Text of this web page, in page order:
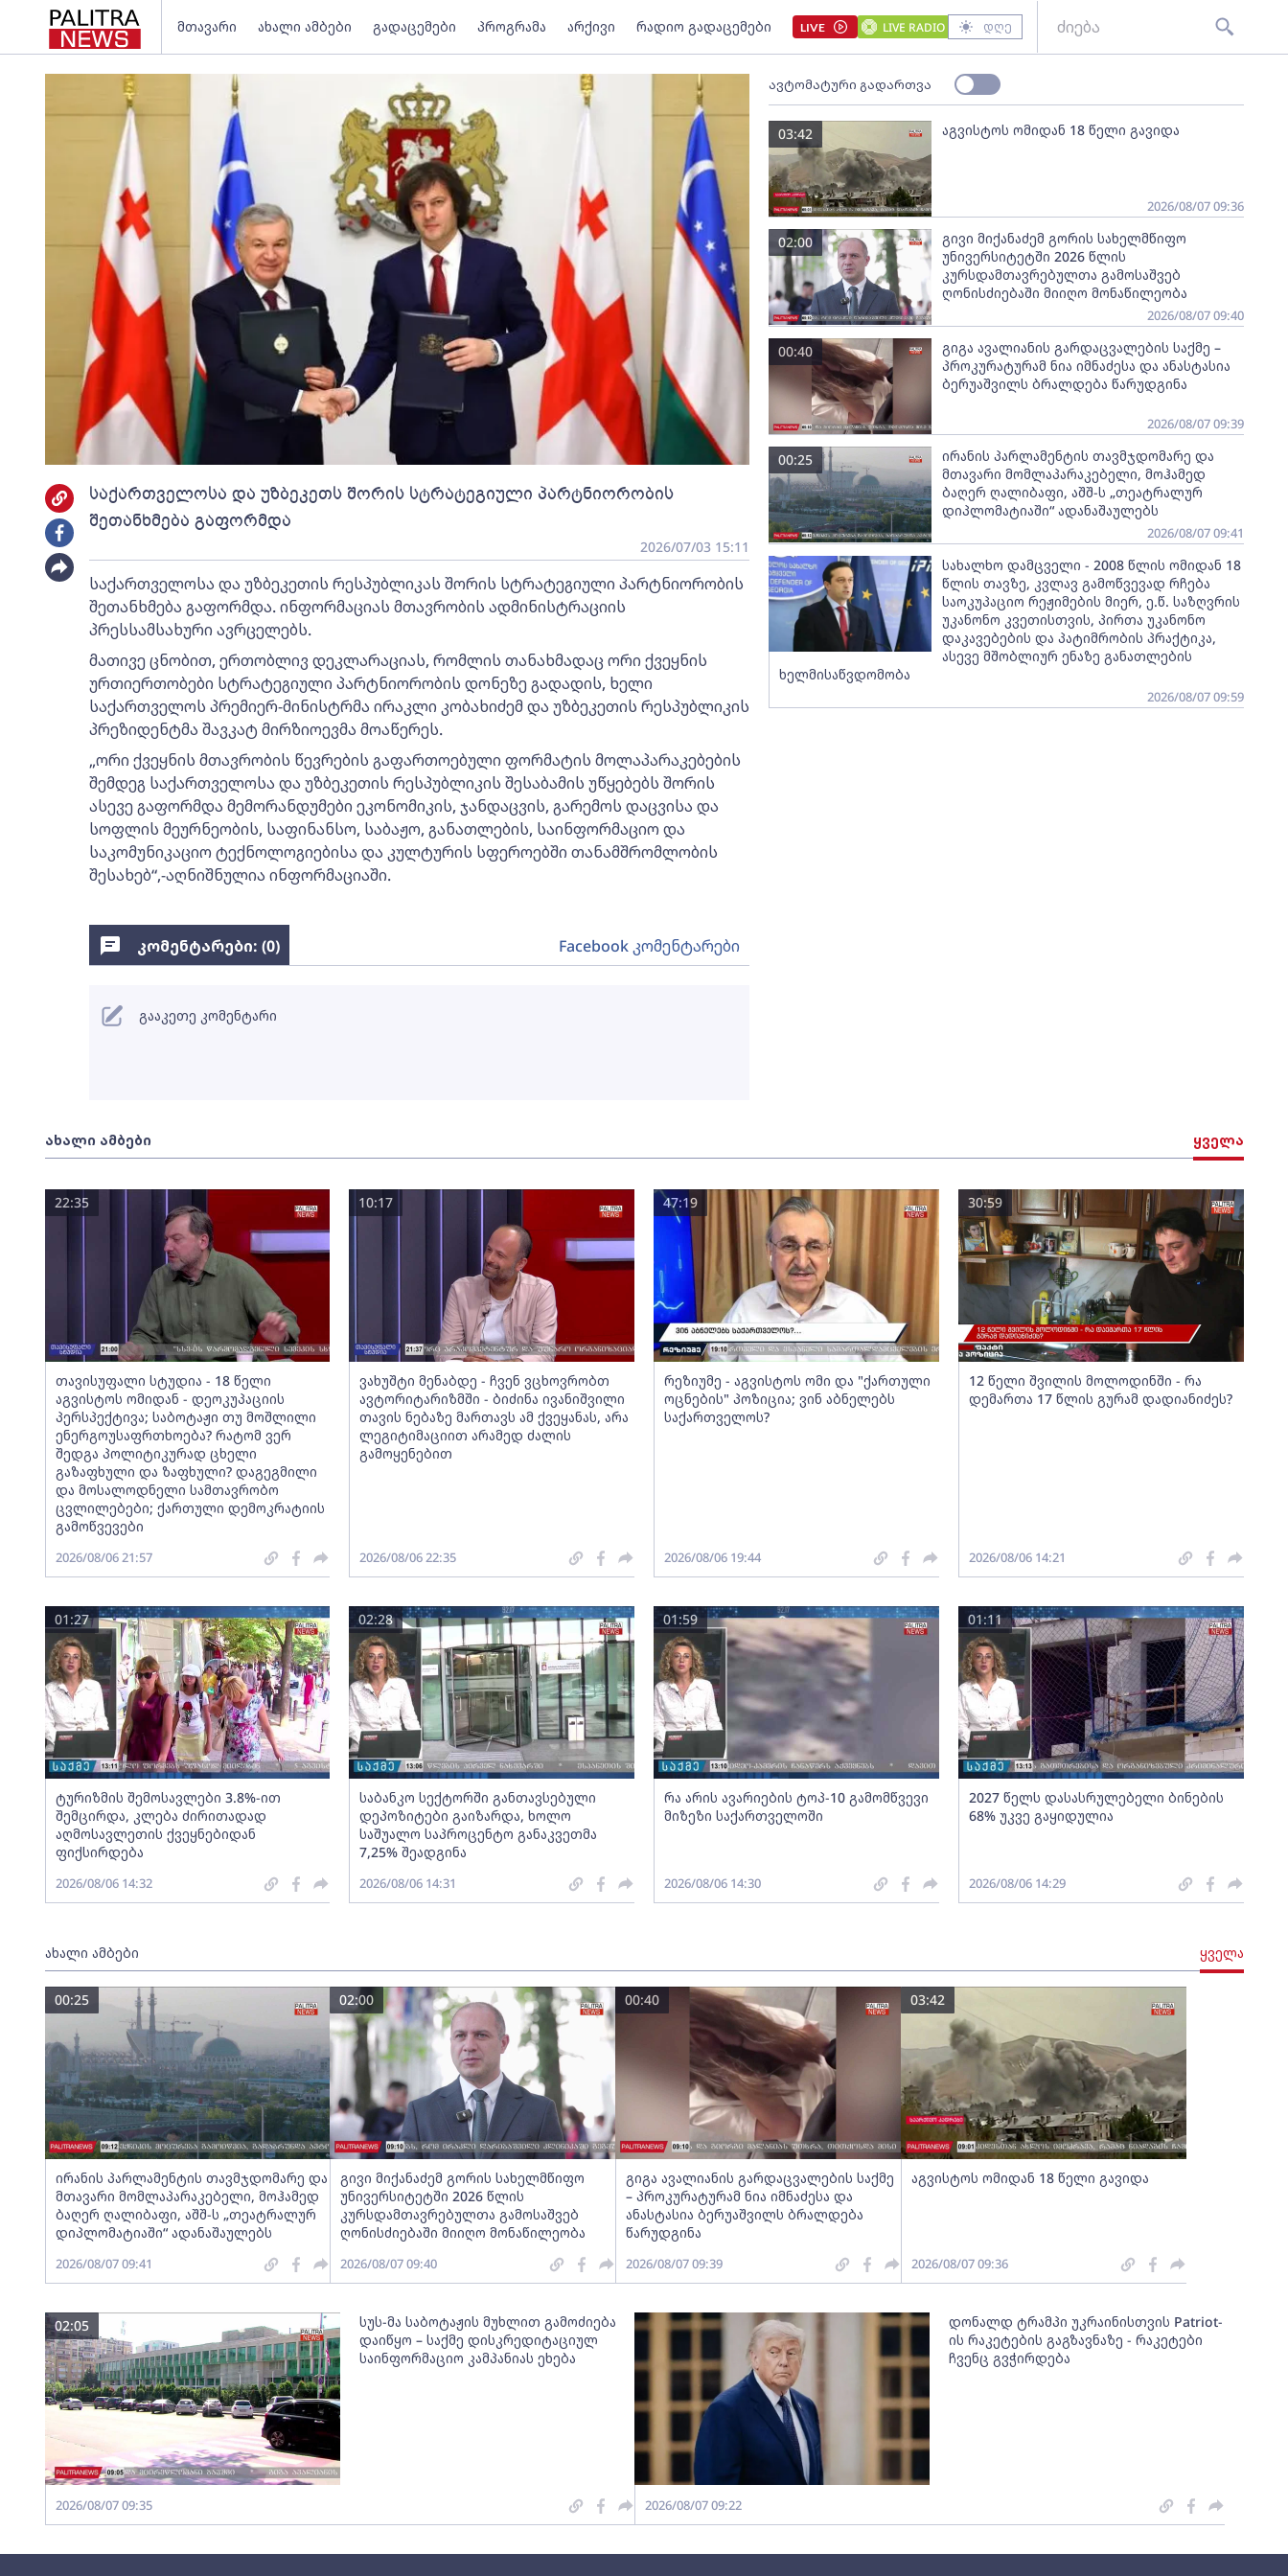
მთავარი ახალი ამბები გადაცემები პროგრამა არქივი რადიო გადაცემები LIVE LIVE RADIO დღე
საქართველოსა და უზბეკეთს შორის სტრატეგიული პარტნიორობის
შეთანხმება გაფორმდა
2026/07/03 15:11
საქართველოსა და უზბეკეთის რესპუბლიკას შორის სტრატეგიული პარტნიორობის
შეთანხმება გაფორმდა. ინფორმაციას მთავრობის ადმინისტრაციის
პრესსამსახური ავრცელებს.
მათივე ცნობით, ერთობლივ დეკლარაციას, რომლის თანახმადაც ორი ქვეყნის
ურთიერთობები სტრატეგიული პარტნიორობის დონეზე გადადის, ხელი
საქართველოს პრემიერ-მინისტრმა ირაკლი კობახიძემ და უზბეკეთის რესპუბლიკის
პრეზიდენტმა შავკატ მირზიოევმა მოაწერეს.
„ორი ქვეყნის მთავრობის წევრების გაფართოებული ფორმატის მოლაპარაკებების
შემდეგ საქართველოსა და უზბეკეთის რესპუბლიკის შესაბამის უწყებებს შორის
ასევე გაფორმდა მემორანდუმები ეკონომიკის, ჯანდაცვის, გარემოს დაცვისა და
სოფლის მეურნეობის, საფინანსო, საბაჟო, განათლების, საინფორმაციო და
საკომუნიკაციო ტექნოლოგიებისა და კულტურის სფეროებში თანამშრომლობის
შესახებ“,-აღნიშნულია ინფორმაციაში.
ავტომატური გადართვა
აგვისტოს ომიდან 18 წელი გავიდა
03:42
2026/08/07 09:36
გივი მიქანაძემ გორის სახელმწიფო
უნივერსიტეტში 2026 წლის
კურსდამთავრებულთა გამოსაშვებ
ღონისძიებაში მიიღო მონაწილეობა
02:00
2026/08/07 09:40
გიგა ავალიანის გარდაცვალების საქმე –
პროკურატურამ ნია იმნაძესა და ანასტასია
ბერუაშვილს ბრალდება წარუდგინა
00:40
2026/08/07 09:39
ირანის პარლამენტის თავმჯდომარე და
მთავარი მომლაპარაკებელი, მოჰამედ
ბაღერ ღალიბაფი, აშშ-ს „თეატრალურ
დიპლომატიაში“ ადანაშაულებს
00:25
2026/08/07 09:41
სახალხო დამცველი - 2008 წლის ომიდან 18
წლის თავზე, კვლავ გამოწვევად რჩება
საოკუპაციო რეჟიმების მიერ, ე.წ. საზღვრის
უკანონო კვეთისთვის, პირთა უკანონო
დაკავებების და პატიმრობის პრაქტიკა,
ასევე მშობლიურ ენაზე განათლების
ხელმისაწვდომობა
2026/08/07 09:59
ახალი ამბები ყველა
თავისუფალი სტუდია - 18 წელი
აგვისტოს ომიდან - დეოკუპაციის
პერსპექტივა; საბოტაჟი თუ მოშლილი
ენერგოუსაფრთხოება? რატომ ვერ
შედგა პოლიტიკურად ცხელი
გაზაფხული და ზაფხული? დაგეგმილი
და მოსალოდნელი სამთავრობო
ცვლილებები; ქართული დემოკრატიის
გამოწვევები
22:35
2026/08/06 21:57
ვახუშტი მენაბდე - ჩვენ ვცხოვრობთ
ავტორიტარიზმში - ბიძინა ივანიშვილი
თავის ნებაზე მართავს ამ ქვეყანას, არა
ლეგიტიმაციით არამედ ძალის
გამოყენებით
10:17
2026/08/06 22:35
რეზიუმე - აგვისტოს ომი და "ქართული
ოცნების" პოზიცია; ვინ აბნელებს
საქართველოს?
47:19
2026/08/06 19:44
12 წელი შვილის მოლოდინში - რა
დემართა 17 წლის გურამ დადიანიძეს?
30:59
2026/08/06 14:21
ტურიზმის შემოსავლები 3.8%-ით
შემცირდა, კლება ძირითადად
აღმოსავლეთის ქვეყნებიდან
ფიქსირდება
01:27
2026/08/06 14:32
საბანკო სექტორში განთავსებული
დეპოზიტები გაიზარდა, ხოლო
საშუალო საპროცენტო განაკვეთმა
7,25% შეადგინა
02:28
2026/08/06 14:31
რა არის ავარიების ტოპ-10 გამომწვევი
მიზეზი საქართველოში
01:59
2026/08/06 14:30
2027 წელს დასასრულებელი ბინების
68% უკვე გაყიდულია
01:11
2026/08/06 14:29
ახალი ამბები ყველა
ირანის პარლამენტის თავმჯდომარე და
მთავარი მომლაპარაკებელი, მოჰამედ
ბაღერ ღალიბაფი, აშშ-ს „თეატრალურ
დიპლომატიაში“ ადანაშაულებს
00:25
2026/08/07 09:41
გივი მიქანაძემ გორის სახელმწიფო
უნივერსიტეტში 2026 წლის
კურსდამთავრებულთა გამოსაშვებ
ღონისძიებაში მიიღო მონაწილეობა
02:00
2026/08/07 09:40
გიგა ავალიანის გარდაცვალების საქმე
– პროკურატურამ ნია იმნაძესა და
ანასტასია ბერუაშვილს ბრალდება
წარუდგინა
00:40
2026/08/07 09:39
აგვისტოს ომიდან 18 წელი გავიდა
03:42
2026/08/07 09:36
სუს-მა საბოტაჟის მუხლით გამოძიება
დაიწყო – საქმე დისკრედიტაციულ
საინფორმაციო კამპანიას ეხება
02:05
2026/08/07 09:35
დონალდ ტრამპი უკრაინისთვის Patriot-
ის რაკეტების გაგზავნაზე - რაკეტები
ჩვენც გვჭირდება
2026/08/07 09:22
კომენტარები: (0) Facebook კომენტარები
გააკეთე კომენტარი